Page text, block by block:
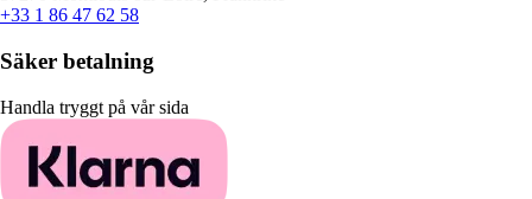
+33 1 86 47 62 58
Säker betalning
Handla tryggt på vår sida